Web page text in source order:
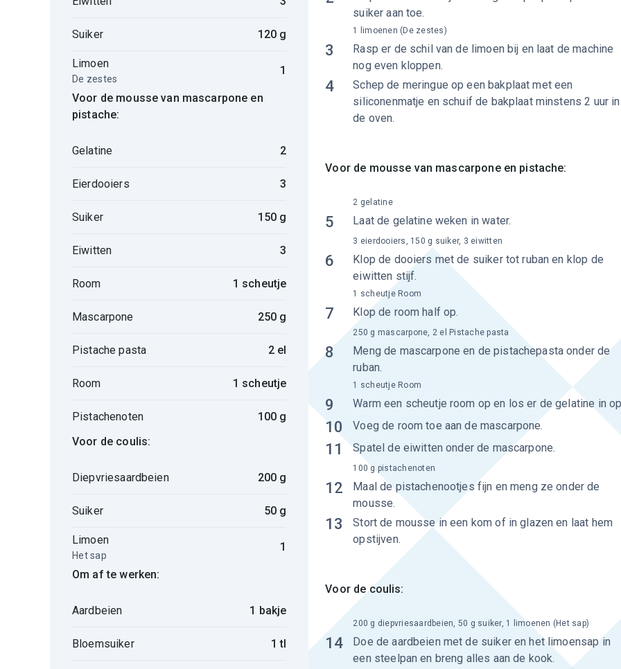
Suiker 120 g
Limoen
De zestes
1
Voor de mousse van mascarpone en
pistache:
Gelatine 2
Eierdooiers 3
Suiker 150 g
Eiwitten 3
Room 1 scheutje
Mascarpone 250 g
Pistache pasta 2 el
Room 1 scheutje
Pistachenoten
100 g
Voor de coulis:
Diepvriesaardbeien 200 g
Suiker 50 g
Limoen
Het sap
1
Om af te werken:
Aardbeien 1 bakje
Bloemsuiker 1 tl
suiker aan toe.
3
Rasp er de schil van de limoen bij en laat de machine
nog even kloppen.
1 limoenen (De zestes)
4
Schep de meringue op een bakplaat met een
siliconenmatje en schuif de bakplaat minstens 2 uur in
de oven.
Voor de mousse van mascarpone en pistache:
5 Laat de gelatine weken in water.
2 gelatine
6
Klop de dooiers met de suiker tot ruban en klop de
eiwitten stijf.
3 eierdooiers, 150 g suiker, 3 eiwitten
7 Klop de room half op.
1 scheutje Room
8
Meng de mascarpone en de pistachepasta onder de
ruban.
250 g mascarpone, 2 el Pistache pasta
9 Warm een scheutje room op en los er de gelatine in
1 scheutje Room
10 Voeg de room toe aan de mascarpone.
11 Spatel de eiwitten onder de mascarpone.
12
Maal de pistachenootjes fijn en meng ze onder de
mousse.
100 g pistachenoten
13
Stort de mousse in een kom of in glazen en laat hem
opstijven.
Voor de coulis:
14
Doe de aardbeien met de suiker en het limoensap in
een steelpan en breng alles aan de kook.
200 g diepvriesaardbeien, 50 g suiker, 1 limoenen (Het sap)